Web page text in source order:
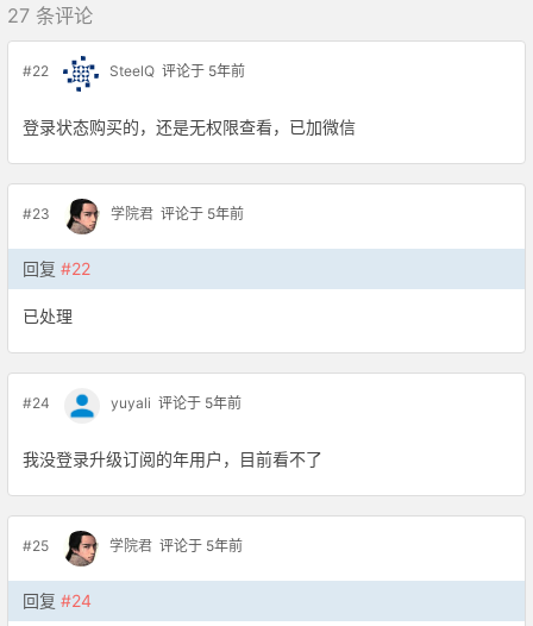
27 条评论
#22 SteelQ 评论于 5年前
登录状态购买的，还是无权限查看，已加微信
#23 学院君 评论于 5年前
回复 #22
已处理
#24 yuyali 评论于 5年前
我没登录升级订阅的年用户，目前看不了
#25 学院君 评论于 5年前
回复 #24